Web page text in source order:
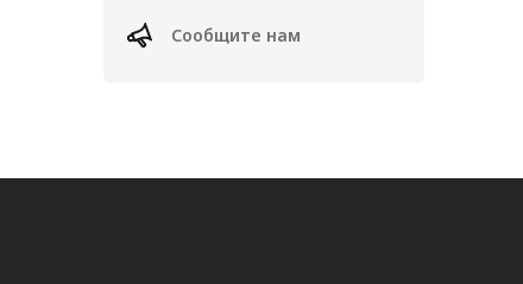
Сообщите нам